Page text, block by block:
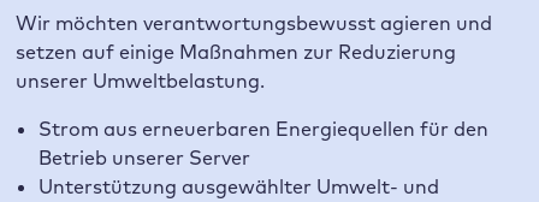
Wir möchten verantwortungsbewusst agieren und
setzen auf einige Maßnahmen zur Reduzierung
unserer Umweltbelastung.
Strom aus erneuerbaren Energiequellen für den
Betrieb unserer Server
Unterstützung ausgewählter Umwelt- und